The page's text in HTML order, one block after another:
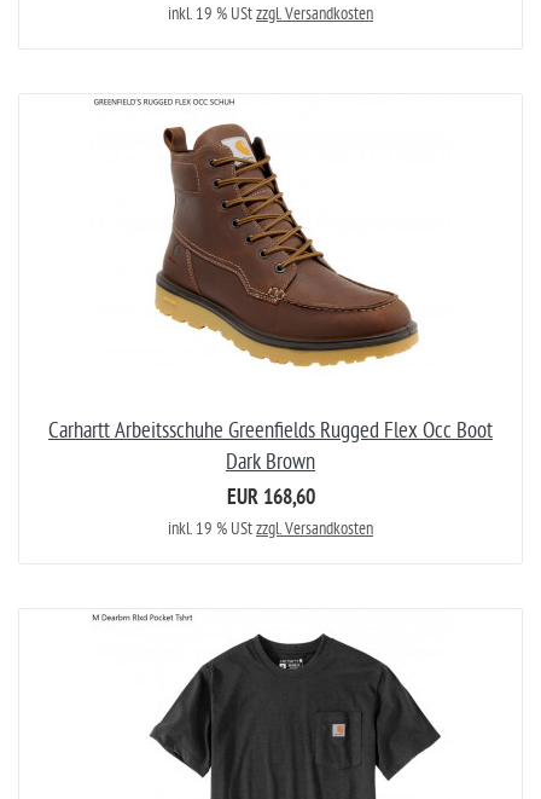
inkl. 19 % UStzzgl. Versandkosten
Carhartt Arbeitsschuhe Greenfields Rugged Flex Occ Boot
Dark Brown
EUR 168,60
inkl. 19 % UStzzgl. Versandkosten